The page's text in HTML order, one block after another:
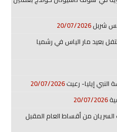
شربل20/07/2026
بعيد مار الياس في رشميا
إيليا- رعيت20/07/2026
20/07/2026
من أقساط العام المقبل